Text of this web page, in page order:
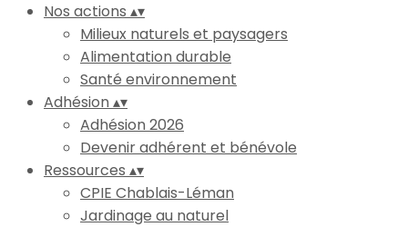
Nos actions ▴▾
Milieux naturels et paysagers
Alimentation durable
Santé environnement
Adhésion▴▾
Adhésion 2026
Devenir adhérent et bénévole
Ressources ▴▾
CPIE Chablais-Léman
Jardinage au naturel